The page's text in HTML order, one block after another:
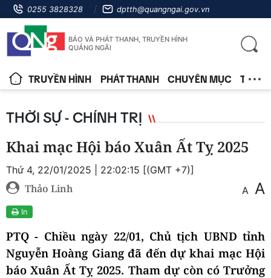
0255 3828328 dptth@quangngai.gov.vn
BÁO VÀ PHÁT THANH, TRUYỀN HÌNH
QUẢNG NGÃI
TRUYỀN HÌNH PHÁT THANH CHUYÊN MỤC TIN
THỜI SỰ - CHÍNH TRỊ
Khai mạc Hội báo Xuân Ất Tỵ 2025
Thứ 4, 22/01/2025 | 22:02:15 [(GMT +7)]
Thảo Linh A A
In
PTQ - Chiều ngày 22/01, Chủ tịch UBND tỉnh
NguyễnHoàng Giang đã đến dự khai mạc Hội
báo Xuân ẤtTỵ 2025. Tham dự còn có Trưởng